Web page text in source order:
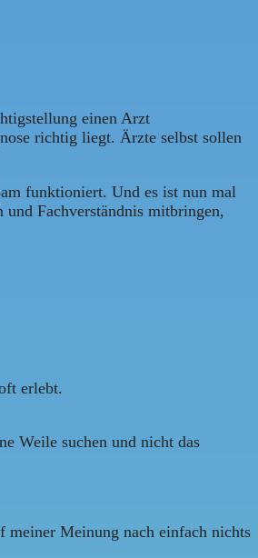
einen Arzt
richtig liegt. Ärzte selbst sollen
funktioniert. Und es ist nun mal
Fachverständnis mitbringen,
erlebt.
Weile suchen und nicht das
meiner Meinung nach einfach nichts